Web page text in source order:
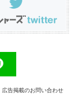
広告掲載のお問い合わせ